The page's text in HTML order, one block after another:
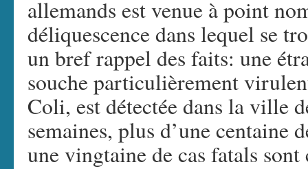
allemands est venue à point
déliquescence dans lequel se
un bref rappel des faits: une
souche particulièrement
Coli, est détectée dans la ville
semaines, plus d’une centaine
une vingtaine de cas fatals sont